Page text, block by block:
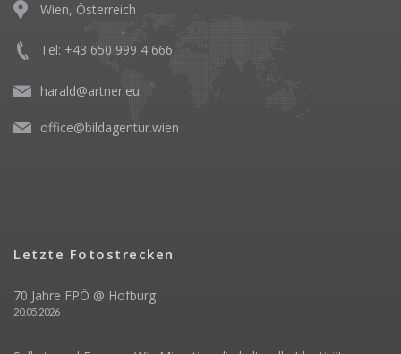
Wien, Österreich
Tel: +43 650 999 4 666
harald@artner.eu
office@bildagentur.wien
Letzte Fotostrecken
70 Jahre FPÖ @ Hofburg
20.05.2026